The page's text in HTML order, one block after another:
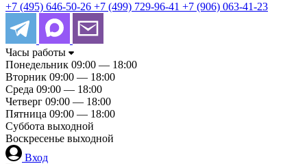
+7 (495) 646-50-26 +7 (499) 729-96-41 +7 (906) 063-41-23
Часы работы
Понедельник 09:00 — 18:00
Вторник 09:00 — 18:00
Среда 09:00 — 18:00
Четверг 09:00 — 18:00
Пятница 09:00 — 18:00
Суббота выходной
Воскресенье выходной
Вход